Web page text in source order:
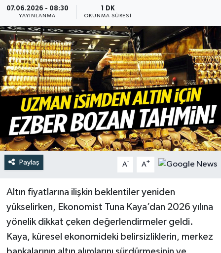
07.06.2026 - 08:30
YAYINLANMA
1 DK
OKUNMA SÜRESI
Paylaş A- A+
Altın fiyatlarına ilişkin beklentiler yeniden
yükselirken, Ekonomist Tuna Kaya’dan 2026 yılına
yönelik dikkat çeken değerlendirmeler geldi.
Kaya, küresel ekonomideki belirsizliklerin, merkez
Siyaset
Spor
Türkiye
Yaşam
Haber Arşivi